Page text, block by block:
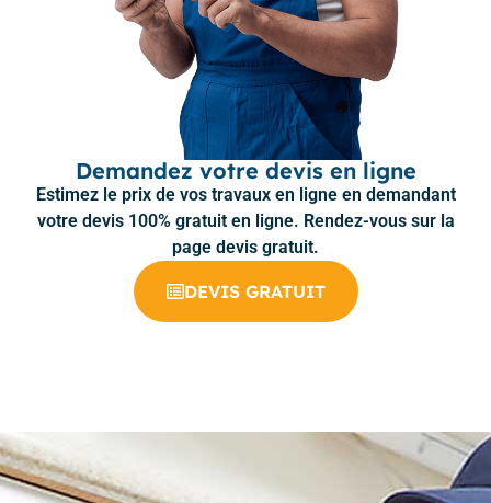
Demandez votre devis en ligne
Estimez le prix de vos travaux en ligne en demandant
votre devis 100% gratuit en ligne. Rendez-vous sur la
page devis gratuit.
DEVIS GRATUIT